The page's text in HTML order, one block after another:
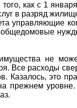
как с 1
в разряд
управляющие
общедомовые
не
Все расходы
Казалось, это
прежнем